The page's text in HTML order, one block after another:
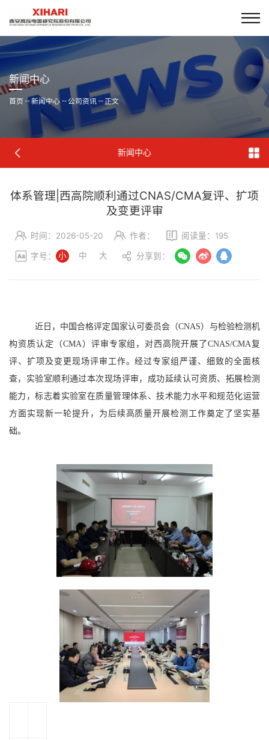
新闻中心
首页 -- 新闻中心 -- 公司资讯 -- 正文
新闻中心
体系管理|西高院顺利通过CNAS/CMA复评、扩项
及变更评审
时间：2026-05-20 作者： 阅读量： 195
字号： 小 中 大 分享到：
近日，中国合格评定国家认可委员会（CNAS）与检验检测机
构资质认定（CMA）评审专家组，对西高院开展了CNAS/CMA复
评、扩项及变更现场评审工作。经过专家组严谨、细致的全面核
查，实验室顺利通过本次现场评审，成功延续认可资质、拓展检测
能力，标志着实验室在质量管理体系、技术能力水平和规范化运营
方面实现新一轮提升，为后续高质量开展检测工作奠定了坚实基
础。